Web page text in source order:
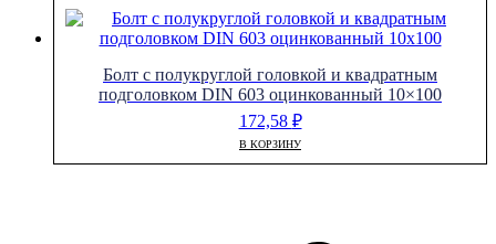
Болт с полукруглой головкой и квадратным
подголовком DIN 603 оцинкованный 10×100
172,58 ₽
В КОРЗИНУ